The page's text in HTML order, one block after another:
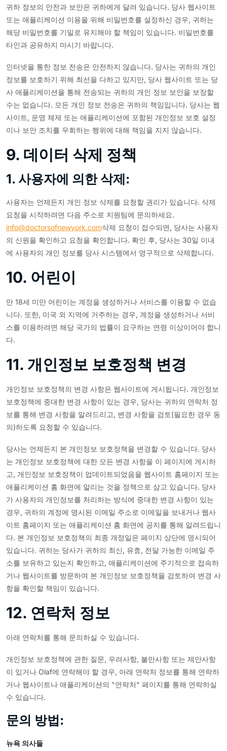
귀하 정보의 안전과 보안은 귀하에게 달려 있습니다. 당사 웹사이트
또는 애플리케이션 이용을 위해 비밀번호를 설정하신 경우, 귀하는
해당 비밀번호를 기밀로 유지해야 할 책임이 있습니다. 비밀번호를
타인과 공유하지 마시기 바랍니다.
인터넷을 통한 정보 전송은 안전하지 않습니다. 당사는 귀하의 개인
정보를 보호하기 위해 최선을 다하고 있지만, 당사 웹사이트 또는 당
사 애플리케이션을 통해 전송되는 귀하의 개인 정보 보안을 보장할
수는 없습니다. 모든 개인 정보 전송은 귀하의 책임입니다. 당사는 웹
사이트, 운영 체제 또는 애플리케이션에 포함된 개인정보 보호 설정
이나 보안 조치를 우회하는 행위에 대해 책임을 지지 않습니다.
9. 데이터 삭제 정책
1. 사용자에 의한 삭제:
사용자는 언제든지 개인 정보 삭제를 요청할 권리가 있습니다. 삭제
요청을 시작하려면 다음 주소로 지원팀에 문의하세요.
info@doctorsofnewyork.com삭제 요청이 접수되면, 당사는 사용자
의 신원을 확인하고 요청을 확인합니다. 확인 후, 당사는 30일 이내
에 사용자의 개인 정보를 당사 시스템에서 영구적으로 삭제합니다.
10. 어린이
만 18세 미만 어린이는 계정을 생성하거나 서비스를 이용할 수 없습
니다. 또한, 미국 외 지역에 거주하는 경우, 계정을 생성하거나 서비
스를 이용하려면 해당 국가의 법률이 요구하는 연령 이상이어야 합니
다.
11. 개인정보 보호정책 변경
개인정보 보호정책의 변경 사항은 웹사이트에 게시됩니다. 개인정보
보호정책에 중대한 변경 사항이 있는 경우, 당사는 귀하의 연락처 정
보를 통해 변경 사항을 알려드리고, 변경 사항을 검토(필요한 경우 동
의)하도록 요청할 수 있습니다.
당사는 언제든지 본 개인정보 보호정책을 변경할 수 있습니다. 당사
는 개인정보 보호정책에 대한 모든 변경 사항을 이 페이지에 게시하
고, 개인정보 보호정책이 업데이트되었음을 웹사이트 홈페이지 또는
애플리케이션 홈 화면에 알리는 것을 정책으로 삼고 있습니다. 당사
가 사용자의 개인정보를 처리하는 방식에 중대한 변경 사항이 있는
경우, 귀하의 계정에 명시된 이메일 주소로 이메일을 보내거나 웹사
이트 홈페이지 또는 애플리케이션 홈 화면에 공지를 통해 알려드립니
다. 본 개인정보 보호정책의 최종 개정일은 페이지 상단에 명시되어
있습니다. 귀하는 당사가 귀하의 최신, 유효, 전달 가능한 이메일 주
소를 보유하고 있는지 확인하고, 애플리케이션에 주기적으로 접속하
거나 웹사이트를 방문하여 본 개인정보 보호정책을 검토하여 변경 사
항을 확인할 책임이 있습니다.
12. 연락처 정보
아래 연락처를 통해 문의하실 수 있습니다.
개인정보 보호정책에 관한 질문, 우려사항, 불만사항 또는 제안사항
이 있거나 Olaf에 연락해야 할 경우, 아래 연락처 정보를 통해 연락하
거나 웹사이트나 애플리케이션의 "연락처" 페이지를 통해 연락하실
수 있습니다.
문의 방법:
뉴욕 의사들